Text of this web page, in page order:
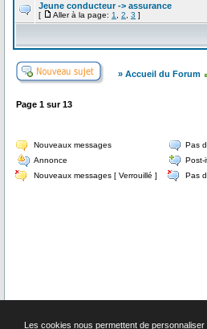
Les cookies nous permettent de
Jeune conducteur -> assurance
[ Aller à la page: 1 2 3 ]
» Accueil du Forum
Page 1 sur13
Nouveaux messages
Pas
Annonce
Post-
Nouveaux messages [ Verrouillé ]
Pas